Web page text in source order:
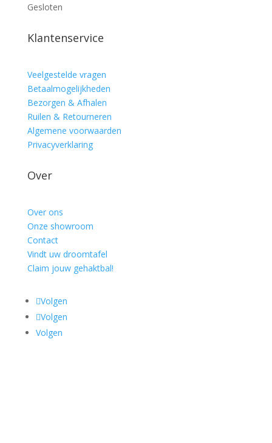
Gesloten
Klantenservice
Veelgestelde vragen
Betaalmogelijkheden
Bezorgen & Afhalen
Ruilen & Retourneren
Algemene voorwaarden
Privacyverklaring
Over
Over ons
Onze showroom
Contact
Vindt uw droomtafel
Claim jouw gehaktbal!
Volgen
Volgen
Volgen